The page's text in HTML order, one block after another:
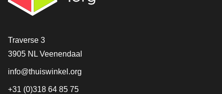
[_General:Contact]
Traverse 3
3905 NL Veenendaal
info@thuiswinkel.org
+31 (0)318 64 85 75